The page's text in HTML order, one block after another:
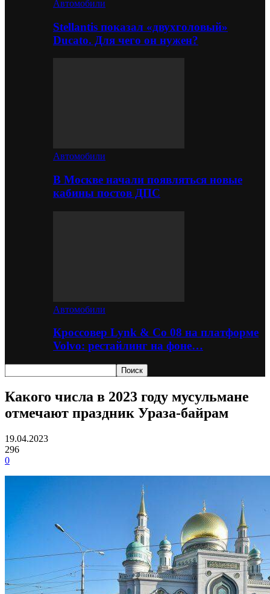
Автомобили
Stellantis показал «двухголовый»
Ducato. Для чего он нужен?
Автомобили
В Москве начали появляться новые
кабины постов ДПС
Автомобили
Кроссовер Lynk & Co 08 на платформе
Volvo: рестайлинг на фоне…
Какого числа в 2023 году мусульмане
отмечают праздник Ураза-байрам
19.04.2023
296
0